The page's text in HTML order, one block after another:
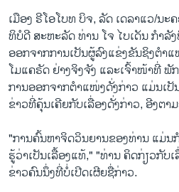
ລາຍງານ
ຕິດຕາມພວກເຮົາ ທີ່
ພາສາຕ່າງໆ
ເມືອງ ຣີໂອໂບທ ບິຈ, ລັດ ເດລາແວ/ນ
ທິບໍດີ ສະຫະລັດ ທ່ານ ໂຈ ໄບເດັນ ກຳລັ
ອອກຈາກການເປັນຜູ້ລົງແຂ່ງຂັນຊິງຕໍາ
ໂມແຄຣັດ ຢ່າງຈິງຈັງ ແລະເຈົ້າໜ້າທີ່ ພັ
ການອອກຈາກຕໍາແໜ່ງດັ່ງກ່າວ ແມ່ນເປັ
ຂ່າວທີ່ຄຸ້ນເຄີຍກັບເລື່ອງດັ່ງກ່າວ, ອີງຕາ
"ການຄົ້ນຫາຈິດວິນຍານຂອງທ່ານ ແມ່ນ
ຮູ້ວ່າເປັນເລື້ອງແທ້," "ທ່ານ ຄິດກ່ຽວກັບ
ຂ່າວຄົນນຶ່ງທີ່ບໍ່ເປີດເຜີຍຊື່ກ່າວ.